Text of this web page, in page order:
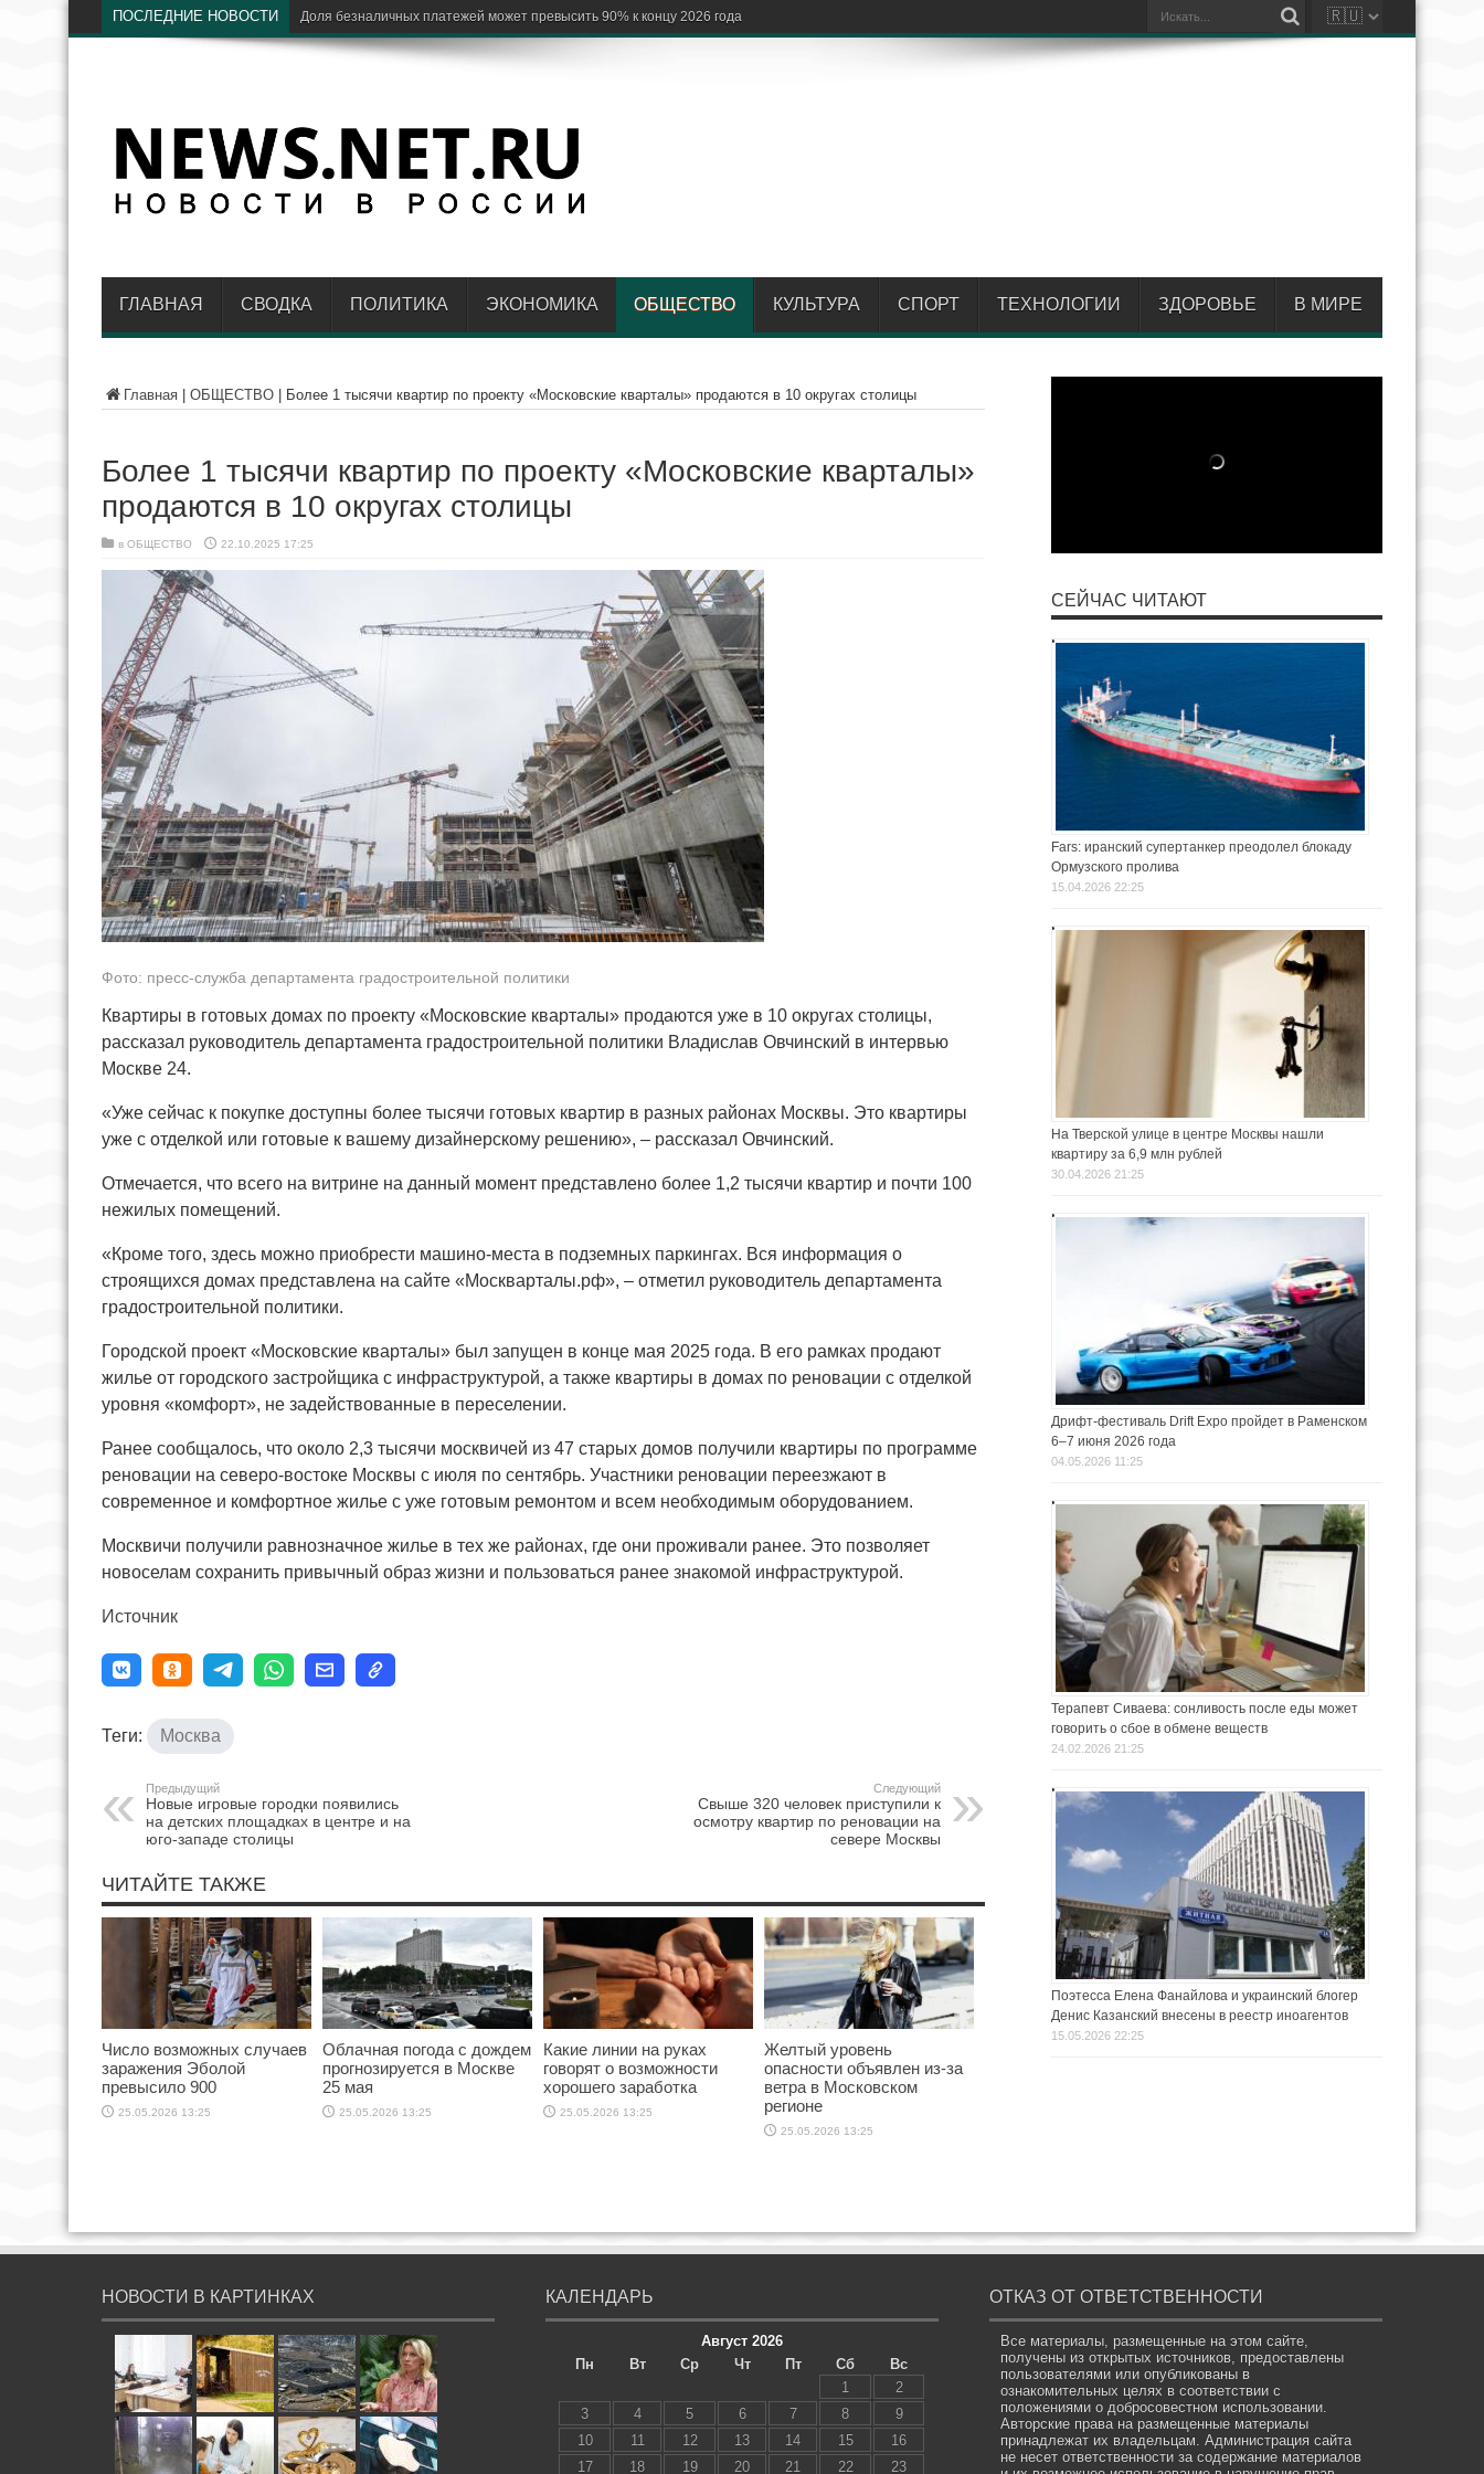
ПОСЛЕДНИЕ НОВОСТИ Ц
ГЛАВНАЯ СВОДКА ПОЛИТИКА ЭКОНОМИКА ОБЩЕСТВО КУЛЬТУРА СПОРТ ТЕХНОЛОГИИ ЗДОРОВЬЕ В МИРЕ
Главная ОБЩЕСТВО Более 1 тысячи квартир по проекту «Московские кварталы» продаются в 10 округах столицы
Более 1 тысячи квартир по проекту «Московские кварталы»
продаются в 10 округах столицы
в ОБЩЕСТВО 22.10.2025 17:25
Фото: пресс-служба департамента градостроительной политики
Квартиры в готовых домах по проекту «Московские кварталы» продаются уже в 10 округах столицы,
рассказал руководитель департамента градостроительной политики Владислав Овчинский в интервью
Москве 24.
«Уже сейчас к покупке доступны более тысячи готовых квартир в разных районах Москвы. Это квартиры
уже с отделкой или готовые к вашему дизайнерскому решению», – рассказал Овчинский.
Отмечается, что всего на витрине на данный момент представлено более 1,2 тысячи квартир и почти 100
нежилых помещений.
«Кроме того, здесь можно приобрести машино-места в подземных паркингах. Вся информация о
строящихся домах представлена на сайте «Москварталы.рф», – отметил руководитель департамента
градостроительной политики.
Городской проект «Московские кварталы» был запущен в конце мая 2025 года. В его рамках продают
жилье от городского застройщика с инфраструктурой, а также квартиры в домах по реновации с отделкой
уровня «комфорт», не задействованные в переселении.
Ранее сообщалось, что около 2,3 тысячи москвичей из 47 старых домов получили квартиры по программе
реновации на северо-востоке Москвы с июля по сентябрь. Участники реновации переезжают в
современное и комфортное жилье с уже готовым ремонтом и всем необходимым оборудованием.
Москвичи получили равнозначное жилье в тех же районах, где они проживали ранее. Это позволяет
новоселам сохранить привычный образ жизни и пользоваться ранее знакомой инфраструктурой.
Источник
Теги: Москва
Предыдущий
Новые игровые городки появились
на детских площадках в центре и на
юго-западе столицы
Следующий
Свыше 320 человек приступили к
осмотру квартир по реновации на
севере Москвы
ЧИТАЙТЕ ТАКЖЕ
Число возможных случаев
заражения Эболой
превысило 900
25.05.2026 13:25
Облачная погода с дождем
прогнозируется в Москве
25 мая
25.05.2026 13:25
Какие линии на руках
говорят о возможности
хорошего заработка
25.05.2026 13:25
Желтый уровень
опасности объявлен из-за
ветра в Московском
регионе
25.05.2026 13:25
СЕЙЧАС ЧИТАЮТ
Fars: иранский супертанкер преодолел блокаду
Ормузского пролива
15.04.2026 22:25
На Тверской улице в центре Москвы нашли
квартиру за 6,9 млн рублей
30.04.2026 21:25
Дрифт-фестиваль Drift Expo пройдет в Раменском
6–7 июня 2026 года
04.05.2026 11:25
Терапевт Сиваева: сонливость после еды может
говорить о сбое в обмене веществ
24.02.2026 21:25
Поэтесса Елена Фанайлова и украинский блогер
Денис Казанский внесены в реестр иноагентов
15.05.2026 22:25
НОВОСТИ В КАРТИНКАХ КАЛЕНДАРЬ
Август 2026
Пн
Вт Ср Чт Пт Сб
Вс
1
2
3
4 5 6 7 8
9
10
11 12 13 14 15
16
17
18 19 20 21 22 23
ОТКАЗ ОТ ОТВЕТСТВЕННОСТИ
Все материалы, размещенные на этом сайте,
получены из открытых источников, предоставлены
пользователями или опубликованы в
ознакомительных целях в соответствии с
положениями о добросовестном использовании.
Авторские права на размещенные материалы
принадлежат их владельцам. Администрация сайта
не несет ответственности за содержание материалов